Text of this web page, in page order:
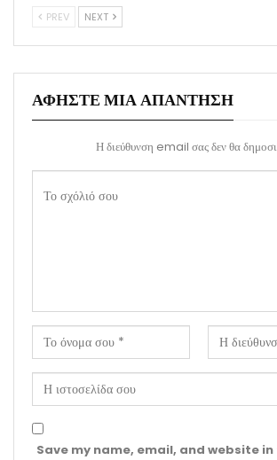
PREV NEXT
ΑΦΉΣΤΕ ΜΙΑ ΑΠΆΝΤΗΣΗ
Η διεύθυνση email σας δεν θα
Save my name, email, and website